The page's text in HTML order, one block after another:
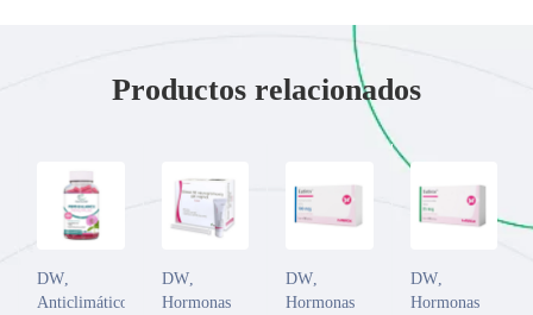
Productos relacionados
DW
Anticlimático
DW,
Hormonas
DW
Hormonas
DW,
Hormonas